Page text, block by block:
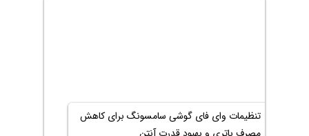
تنظیمات وای فای گوشی سامسونگ برای کاهش
مصرف باتری و بهبود قدرت آنتن